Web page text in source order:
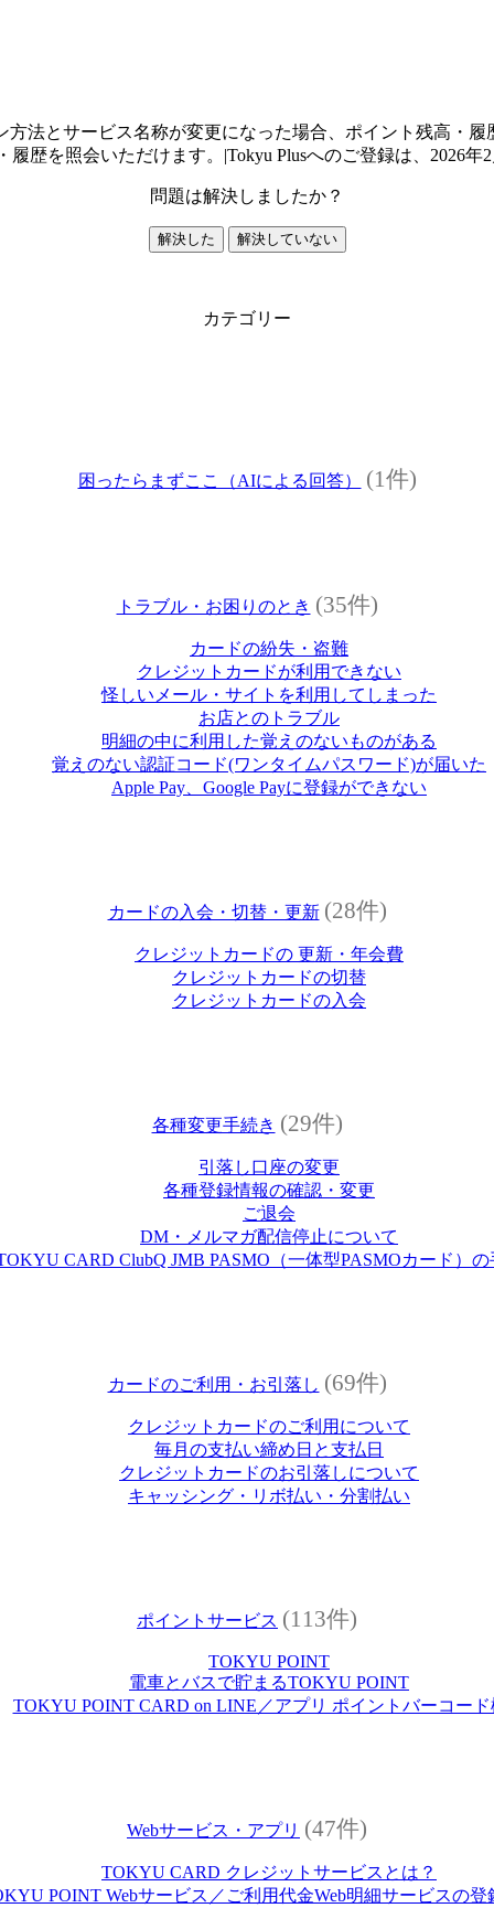
方法とサービス名称が変更になった場合、ポイント残高・
履歴を照会いただけます。|Tokyu Plusへのご登録は、2026
問題は解決しましたか？
解決した 解決していない
カテゴリー
困ったらまずここ（AIによる回答） (1件)
トラブル・お困りのとき (35件)
カードの紛失・盗難
クレジットカードが利用できない
怪しいメール・サイトを利用してしまった
お店とのトラブル
明細の中に利用した覚えのないものがある
覚えのない認証コード(ワンタイムパスワード)が届いた
Apple Pay、Google Payに登録ができない
カードの入会・切替・更新 (28件)
クレジットカードの 更新・年会費
クレジットカードの切替
クレジットカードの入会
各種変更手続き (29件)
引落し口座の変更
各種登録情報の確認・変更
ご退会
DM・メルマガ配信停止について
CARD ClubQ JMB PASMO（一体型PASMOカード）
カードのご利用・お引落し (69件)
クレジットカードのご利用について
毎月の支払い締め日と支払日
クレジットカードのお引落しについて
キャッシング・リボ払い・分割払い
ポイントサービス (113件)
TOKYU POINT
電車とバスで貯まるTOKYU POINT
TOKYU POINT CARD on LINE／アプリ ポイントバーコード
Webサービス・アプリ (47件)
TOKYU CARD クレジットサービスとは？
POINT Webサービス／ご利用代金Web明細サービスの登